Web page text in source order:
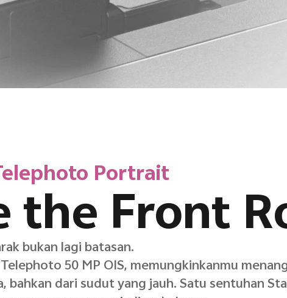
Portrait
the Front
bukan lagi batasan.
50 MP OIS, memungkinkanmu
bahkan dari sudut yang jauh. Satu sentuhan